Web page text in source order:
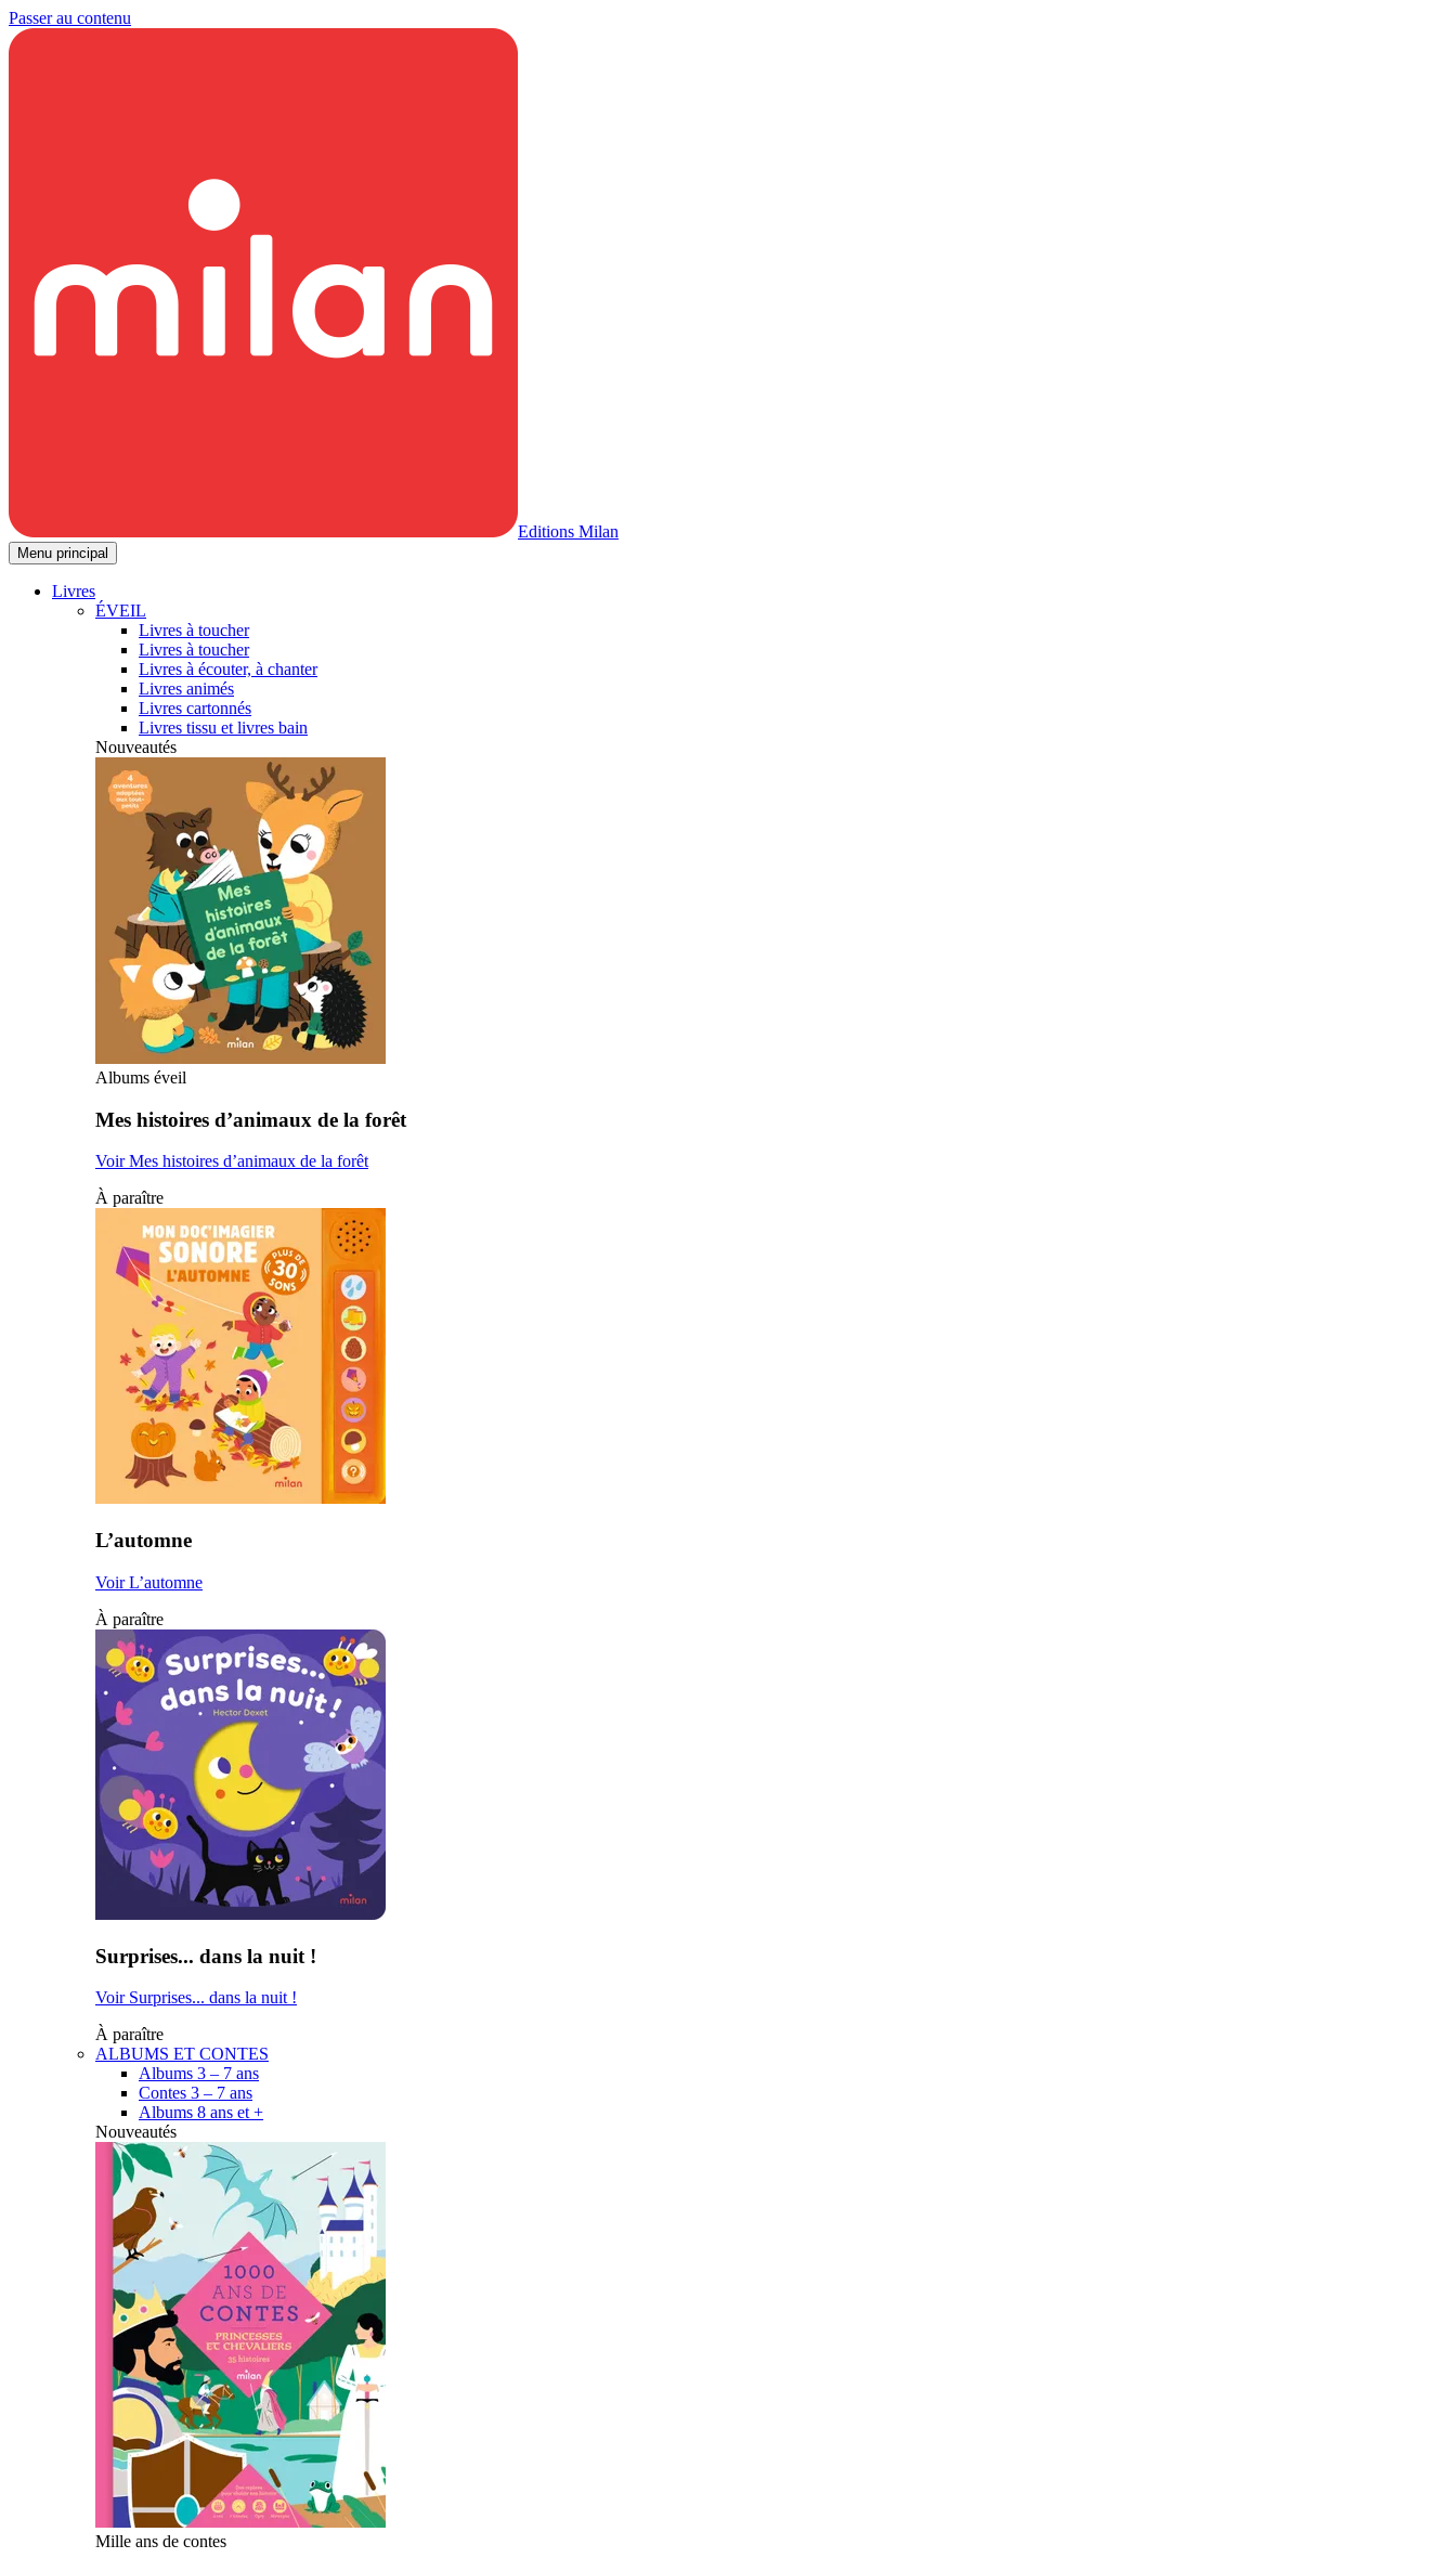
Passer au contenu
Editions Milan
Menu principal
Livres
ÉVEIL
Livres à toucher
Livres à toucher
Livres à écouter, à chanter
Livres animés
Livres cartonnés
Livres tissu et livres bain
Nouveautés
Albums éveil
Mes histoires d’animaux de la forêt
Voir Mes histoires d’animaux de la forêt
À paraître
L’automne
Voir L’automne
À paraître
Surprises... dans la nuit !
Voir Surprises... dans la nuit !
À paraître
ALBUMS ET CONTES
Albums 3 – 7 ans
Contes 3 – 7 ans
Albums 8 ans et +
Nouveautés
Mille ans de contes